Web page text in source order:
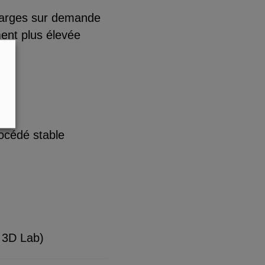
sur demande
plus élevée
stable
Lab)